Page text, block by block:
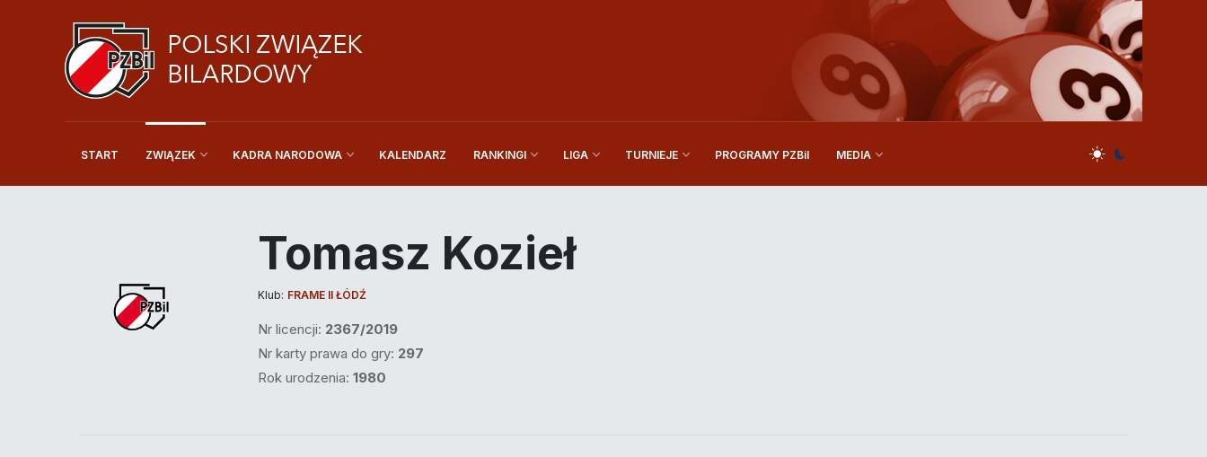
START ZWIĄZEK KADRA NARODOWA KALENDARZ RANKINGI LIGA TURNIEJE PROGRAMY PZBil MEDIA
Tomasz Kozieł
Klub: FRAME II ŁÓDŹ
Nr licencji: 2367/2019
Nr karty prawa do gry: 297
Rok urodzenia: 1980